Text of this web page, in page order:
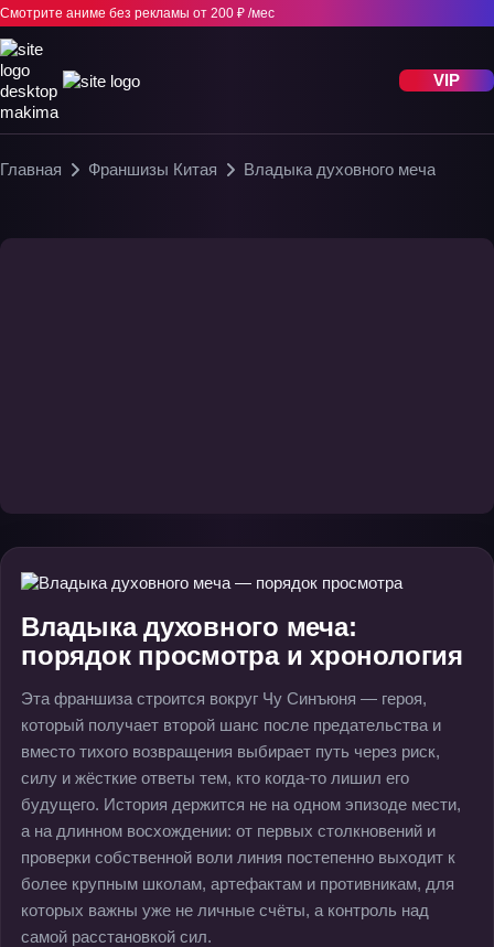
Смотрите аниме без рекламы от 200 ₽ /мес
VIP
Главная Франшизы Китая Владыка духовного меча
Владыка духовного меча:
порядок просмотра и хронология
Эта франшиза строится вокруг Чу Синъюня — героя,
который получает второй шанс после предательства и
вместо тихого возвращения выбирает путь через риск,
силу и жёсткие ответы тем, кто когда-то лишил его
будущего. История держится не на одном эпизоде мести,
а на длинном восхождении: от первых столкновений и
проверки собственной воли линия постепенно выходит к
более крупным школам, артефактам и противникам, для
которых важны уже не личные счёты, а контроль над
самой расстановкой сил.